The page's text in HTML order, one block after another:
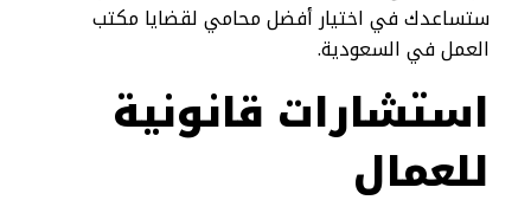
ستساعدك في اختيار أفضل محامي لقضايا مكتب
العمل في السعودية.
استشارات قانونية
للعمال